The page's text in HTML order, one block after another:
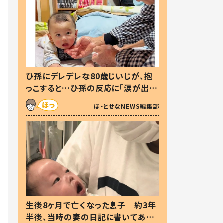
ひ孫にデレデレな80歳じいじが、抱
っこすると…ひ孫の反応に「涙が出ま
した」「可愛くて仕方ない」
ほ・とせなNEWS編集部
生後8ヶ月で亡くなった息子 約3年
半後、当時の妻の日記に書いてあっ